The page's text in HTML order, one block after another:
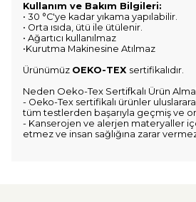
Kullanım ve Bakım Bilgileri:
• 30 °C'ye kadar yıkama yapılabilir.
• Orta ısıda, ütü ile ütülenir.
• Ağartıcı kullanılmaz
•Kurutma Makinesine Atılmaz
Ürünümüz OEKO-TEX sertifikalıdır.
Neden Oeko-Tex Sertifkalı Ürün
- Oeko-Tex sertifikalı ürünler
tüm testlerden başarıyla geçmiş ve
- Kanserojen ve alerjen materyaller
etmez ve insan sağlığına zarar